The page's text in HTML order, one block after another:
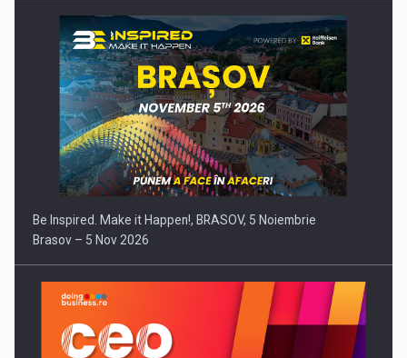
Be Inspired. Make it Happen!, BRASOV, 5 Noiembrie
Brasov – 5 Nov 2026